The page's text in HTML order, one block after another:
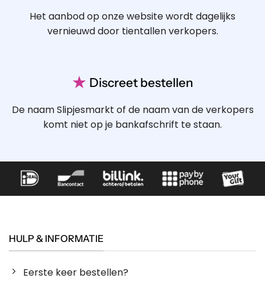
Het aanbod op onze website wordt dagelijks
vernieuwd door tientallen verkopers.
★ Discreet bestellen
De naam Slipjesmarkt of de naam van de verkopers
komt niet op je bankafschrift te staan.
HULP & INFORMATIE
Eerste keer bestellen?